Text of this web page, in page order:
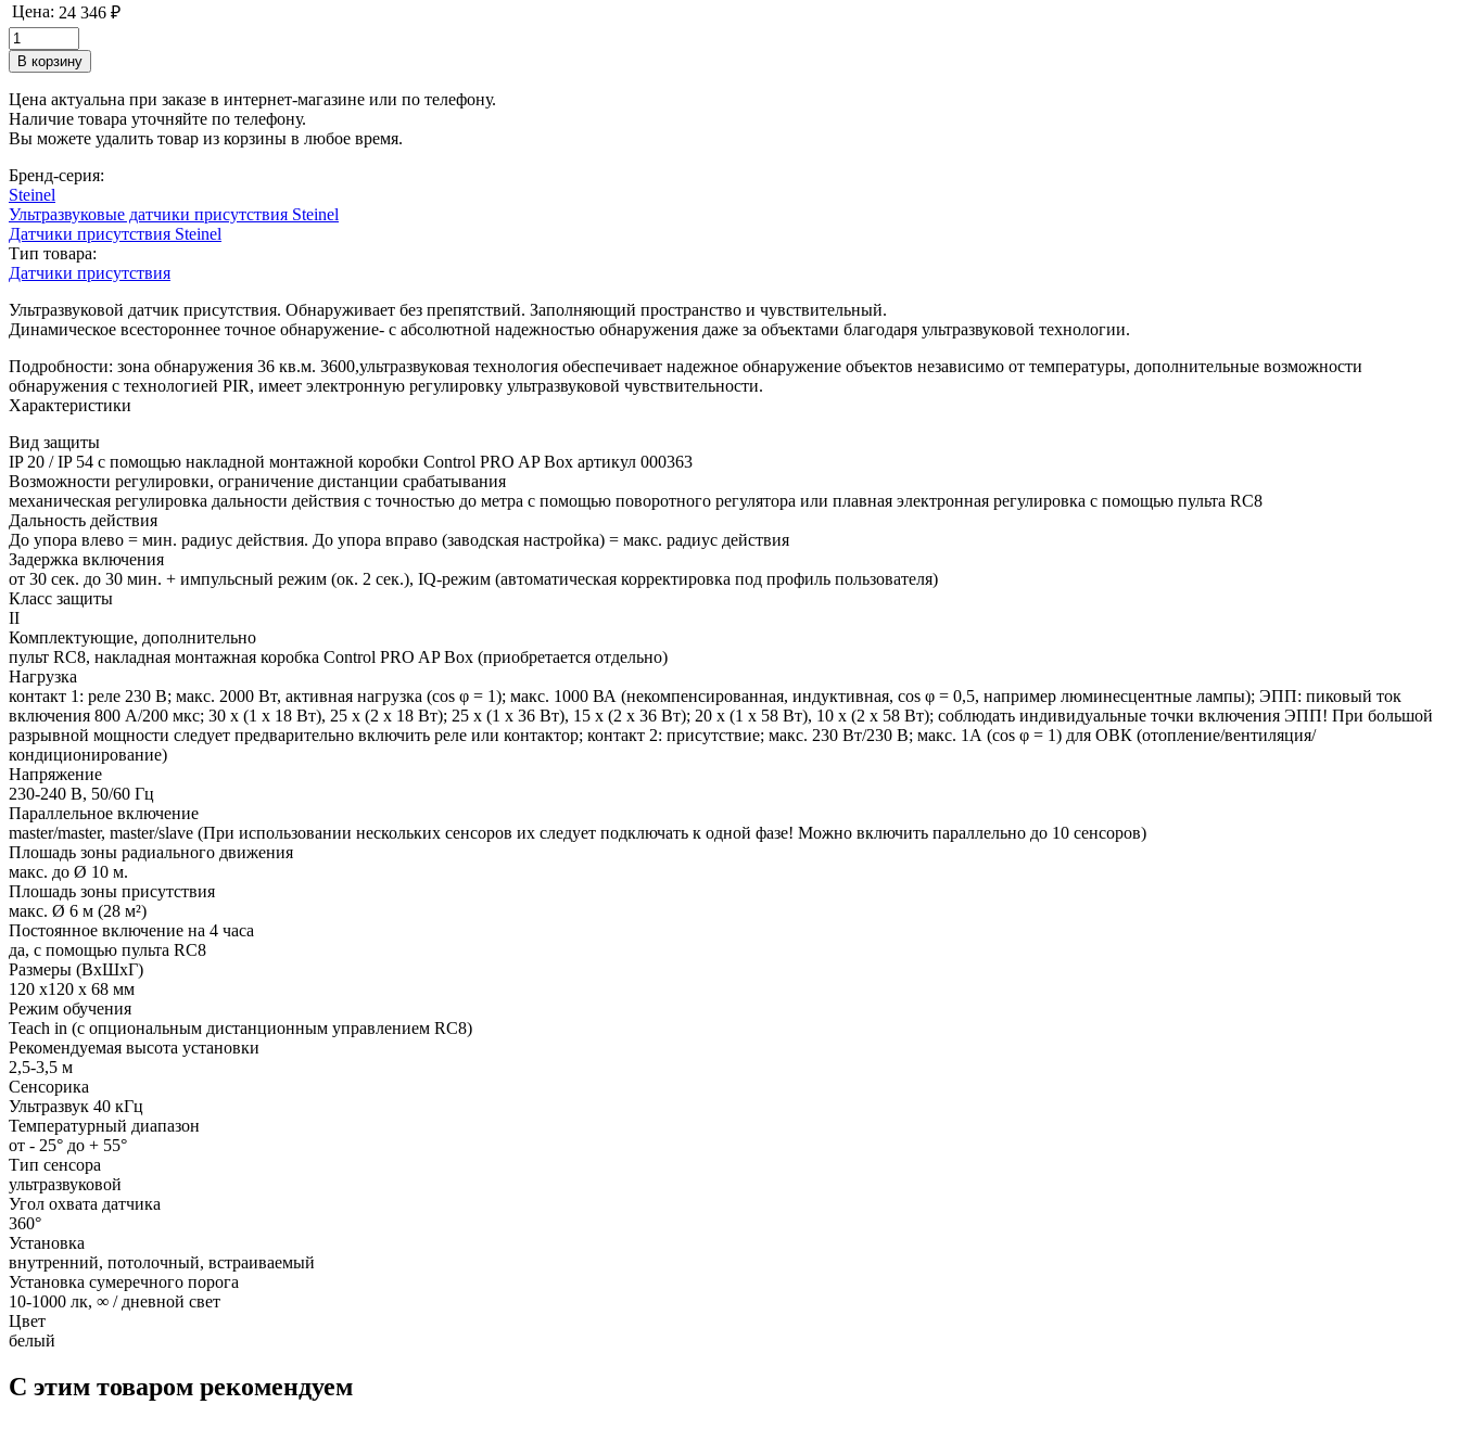
Цена: 24 346 ₽
Цена актуальна при заказе в интернет-магазине или по телефону.
Наличие товара уточняйте по телефону.
Вы можете удалить товар из корзины в любое время.
Бренд-серия:
Steinel
Ультразвуковые датчики присутствия Steinel
Датчики присутствия Steinel
Тип товара:
Датчики присутствия
Ультразвуковой датчик присутствия. Обнаруживает без препятствий. Заполняющий пространство и чувствительный.
Динамическое всестороннее точное обнаружение- с абсолютной надежностью обнаружения даже за объектами благодаря ультразвуковой технологии.
Подробности: зона обнаружения 36 кв.м. 3600,ультразвуковая технология обеспечивает надежное обнаружение объектов независимо от температуры, дополнительные возможности
обнаружения с технологией PIR, имеет электронную регулировку ультразвуковой чувствительности.
Характеристики
Вид защиты
IP 20 / IP 54 с помощью накладной монтажной коробки Control PRO AP Box артикул 000363
Возможности регулировки, ограничение дистанции срабатывания
механическая регулировка дальности действия с точностью до метра с помощью поворотного регулятора или плавная электронная регулировка с помощью пульта RC8
Дальность действия
До упора влево = мин. радиус действия. До упора вправо (заводская настройка) = макс. радиус действия
Задержка включения
от 30 сек. до 30 мин. + импульсный режим (ок. 2 сек.), IQ-режим (автоматическая корректировка под профиль пользователя)
Класс защиты
II
Комплектующие, дополнительно
пульт RC8, накладная монтажная коробка Control PRO AP Box (приобретается отдельно)
Нагрузка
контакт 1: реле 230 В; макс. 2000 Вт, активная нагрузка (cos φ = 1); макс. 1000 ВА (некомпенсированная, индуктивная, cos φ = 0,5, например люминесцентные лампы); ЭПП: пиковый ток
включения 800 А/200 мкс; 30 х (1 х 18 Вт), 25 х (2 х 18 Вт); 25 х (1 х 36 Вт), 15 х (2 х 36 Вт); 20 х (1 х 58 Вт), 10 х (2 х 58 Вт); соблюдать индивидуальные точки включения ЭПП! При большой
разрывной мощности следует предварительно включить реле или контактор; контакт 2: присутствие; макс. 230 Вт/230 В; макс. 1А (cos φ = 1) для ОВК (отопление/вентиляция/
кондиционирование)
Напряжение
230-240 В, 50/60 Гц
Параллельное включение
master/master, master/slave (При использовании нескольких сенсоров их следует подключать к одной фазе! Можно включить параллельно до 10 сенсоров)
Плошадь зоны радиального движения
макс. до Ø 10 м.
Плошадь зоны присутствия
макс. Ø 6 м (28 м²)
Постоянное включение на 4 часа
да, с помощью пульта RC8
Размеры (ВxШxГ)
120 х120 х 68 мм
Режим обучения
Teach in (с опциональным дистанционным управлением RC8)
Рекомендуемая высота установки
2,5-3,5 м
Сенсорика
Ультразвук 40 кГц
Температурный диапазон
от - 25° до + 55°
Тип сенсора
ультразвуковой
Угол охвата датчика
360°
Установка
внутренний, потолочный, встраиваемый
Установка сумеречного порога
10-1000 лк, ∞ / дневной свет
Цвет
белый
С этим товаром рекомендуем